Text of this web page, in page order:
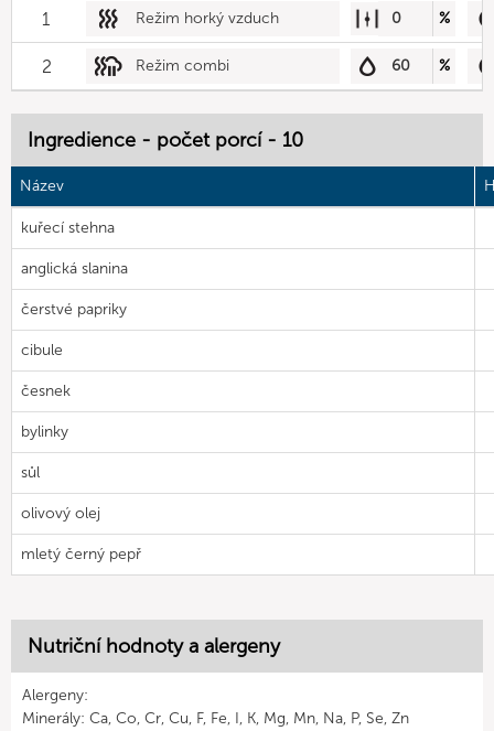
1 Režim horký vzduch 0 %
2 Režim combi 60 %
Ingredience - počet porcí - 10
Název
kuřecí stehna
anglická slanina
čerstvé papriky
cibule
česnek
bylinky
sůl
olivový olej
mletý černý pepř
Nutriční hodnoty a alergeny
Alergeny:
Minerály: Ca, Co, Cr, Cu, F, Fe, I, K, Mg, Mn, Na, P, Se, Zn